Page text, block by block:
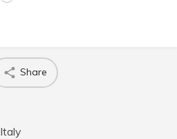
Share
Italy